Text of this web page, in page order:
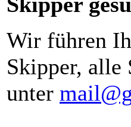
Wir führen
Skipper, alle
unter